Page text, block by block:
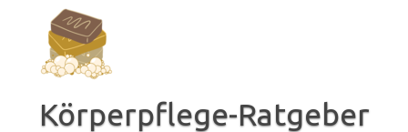
Inhalt
springen
Körperpflege-Ratgeber